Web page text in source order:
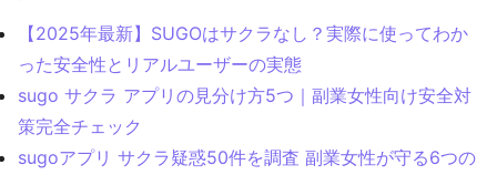
【2025年最新】SUGOはサクラなし？実際に使ってわか
った安全性とリアルユーザーの実態
sugo サクラ アプリの見分け方5つ｜副業女性向け安全対
策完全チェック
sugoアプリ サクラ疑惑50件を調査 副業女性が守る6つの